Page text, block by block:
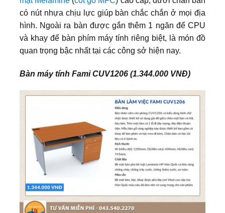
có nút nhựa chịu lực giúp bàn chắc chắn ở mọi địa
hình. Ngoài ra bàn được gắn thêm 1 ngăn để CPU
và khay để bàn phím máy tính riêng biệt, là món đồ
quan trọng bậc nhất tại các công sở hiện nay.
Bàn máy tính Fami CUV1206 (1.344.000 VNĐ)